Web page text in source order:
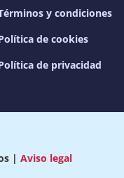
y condiciones
de cookies
de privacidad
| Aviso legal